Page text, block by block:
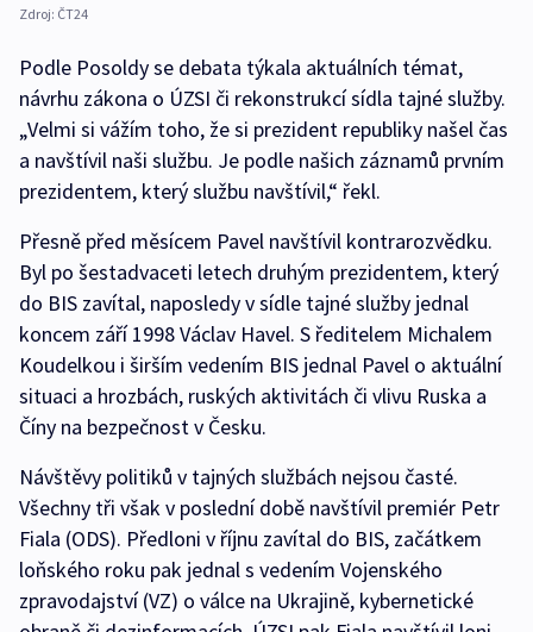
Zdroj: ČT24
Podle Posoldy se debata týkala aktuálních témat,
návrhu zákona o ÚZSI či rekonstrukcí sídla tajné služby.
„Velmi si vážím toho, že si prezident republiky našel čas
a navštívil naši službu. Je podle našich záznamů prvním
prezidentem, který službu navštívil,“ řekl.
Přesně před měsícem Pavel navštívil kontrarozvědku.
Byl po šestadvaceti letech druhým prezidentem, který
do BIS zavítal, naposledy v sídle tajné služby jednal
koncem září 1998 Václav Havel. S ředitelem Michalem
Koudelkou i širším vedením BIS jednal Pavel o aktuální
situaci a hrozbách, ruských aktivitách či vlivu Ruska a
Číny na bezpečnost v Česku.
Návštěvy politiků v tajných službách nejsou časté.
Všechny tři však v poslední době navštívil premiér Petr
Fiala (ODS). Předloni v říjnu zavítal do BIS, začátkem
loňského roku pak jednal s vedením Vojenského
zpravodajství (VZ) o válce na Ukrajině, kybernetické